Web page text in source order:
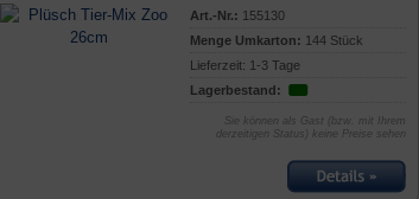
Art.-Nr.: 155130
Menge Umkarton: 144 Stück
Lieferzeit: 1-3 Tage
Lagerbestand:
Sie können als Gast (bzw. mit Ihrem
derzeitigen Status) keine Preise sehen